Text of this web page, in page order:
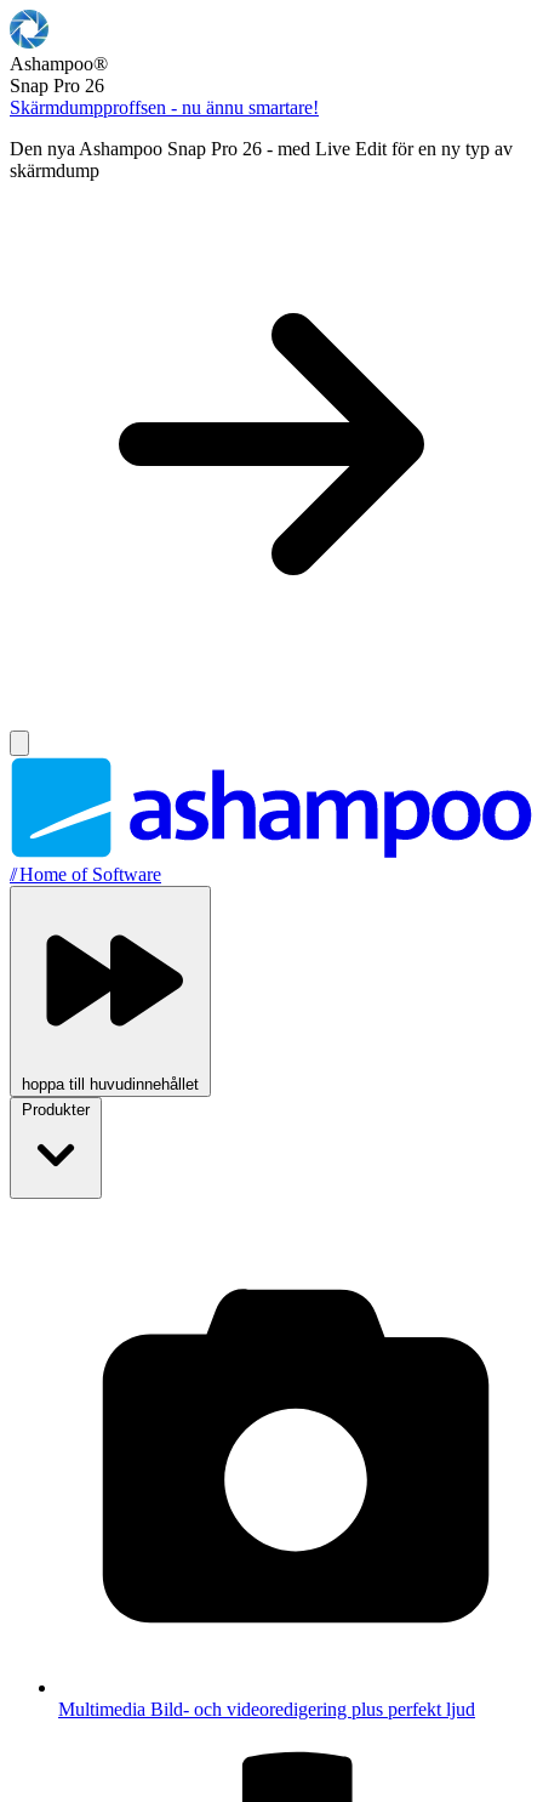
Ashampoo®
Snap Pro 26
Skärmdumpproffsen - nu ännu smartare!
Den nya Ashampoo Snap Pro 26 - med Live Edit för en ny typ av
skärmdump
//Home of Software
hoppa till huvudinnehållet
Produkter
Multimedia Bild- och videoredigering plus perfekt ljud